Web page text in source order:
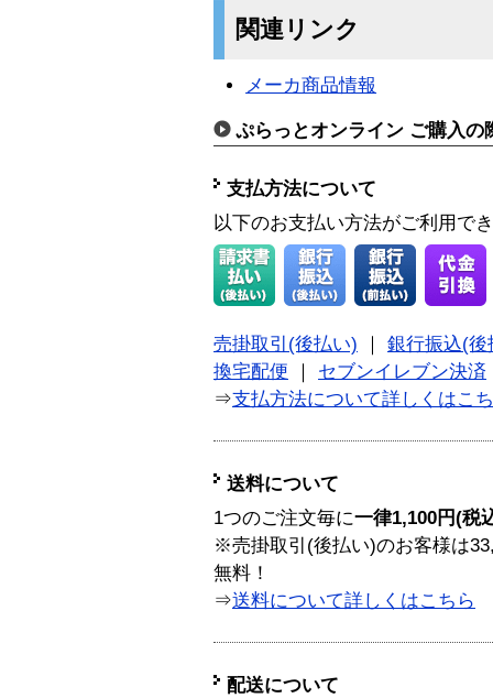
関連リンク
メーカ商品情報
ぷらっとオンライン ご購入の
支払方法について
以下のお支払い方法がご利用で
売掛取引(後払い)
銀行振込(後
換宅配便
セブンイレブン決済
⇒支払方法について詳しくはこ
送料について
1つのご注文毎に一律1,100円(税
※売掛取引(後払い)のお客様は
無料！
⇒送料について詳しくはこちら
配送について